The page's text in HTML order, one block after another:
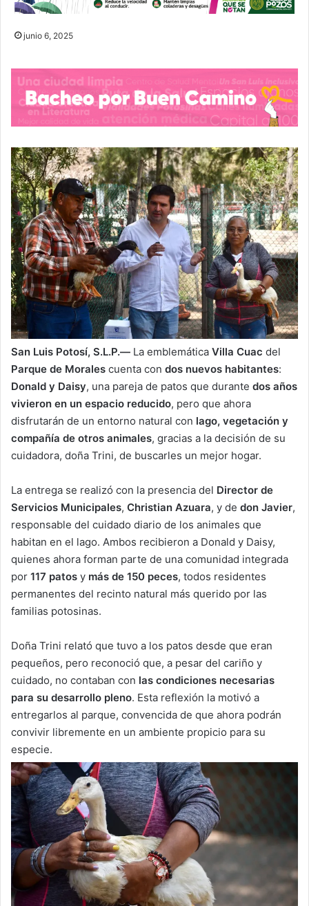
junio 6, 2025
San Luis Potosí, S.L.P.— La emblemática Villa Cuac del
Parque de Morales cuenta con dos nuevos habitantes:
Donald y Daisy, una pareja de patos que durante dos años
vivieron en un espacio reducido, pero que ahora
disfrutarán de un entorno natural con lago, vegetación y
compañía de otros animales, gracias a la decisión de su
cuidadora, doña Trini, de buscarles un mejor hogar.
La entrega se realizó con la presencia del Director de
Servicios Municipales, Christian Azuara, y de don Javier,
responsable del cuidado diario de los animales que
habitan en el lago. Ambos recibieron a Donald y Daisy,
quienes ahora forman parte de una comunidad integrada
por 117 patos y más de 150 peces, todos residentes
permanentes del recinto natural más querido por las
familias potosinas.
Doña Trini relató que tuvo a los patos desde que eran
pequeños, pero reconoció que, a pesar del cariño y
cuidado, no contaban con las condiciones necesarias
para su desarrollo pleno. Esta reflexión la motivó a
entregarlos al parque, convencida de que ahora podrán
convivir libremente en un ambiente propicio para su
especie.